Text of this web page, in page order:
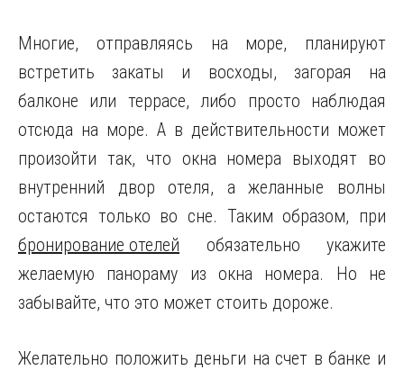
Многие, отправляясь на море, планируют
встретить закаты и восходы, загорая на
балконе или террасе, либо просто наблюдая
отсюда на море. А в действительности может
произойти так, что окна номера выходят во
внутренний двор отеля, а желанные волны
остаются только во сне. Таким образом, при
бронирование отелей обязательно укажите
желаемую панораму из окна номера. Но не
забывайте, что это может стоить дороже.
Желательно положить деньги на счет в банке и